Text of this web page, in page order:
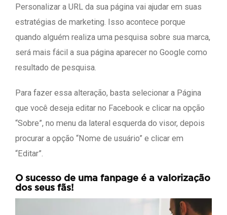
Personalizar a URL da sua página vai ajudar em suas
estratégias de marketing. Isso acontece porque
quando alguém realiza uma pesquisa sobre sua marca,
será mais fácil a sua página aparecer no Google como
resultado de pesquisa.
Para fazer essa alteração, basta selecionar a Página
que você deseja editar no Facebook e clicar na opção
“Sobre”, no menu da lateral esquerda do visor, depois
procurar a opção “Nome de usuário” e clicar em
“Editar”.
O sucesso de uma fanpage é a valorização
dos seus fãs!